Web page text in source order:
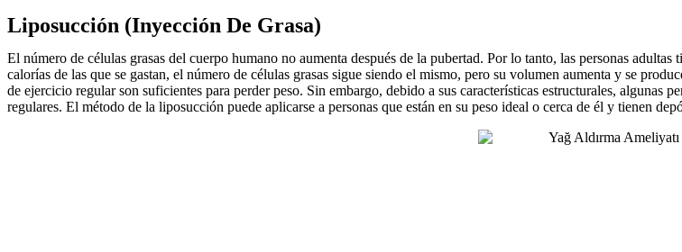
Liposucción (Inyección De Grasa)
El número de células grasas del cuerpo humano no aumenta después de la pubertad. Por lo tanto, las personas
calorías de las que se gastan, el número de células grasas sigue siendo el mismo, pero su volumen aumenta y se
de ejercicio regular son suficientes para perder peso. Sin embargo, debido a sus características estructurales, algunas
regulares. El método de la liposucción puede aplicarse a personas que están en su peso ideal o cerca de él y tienen